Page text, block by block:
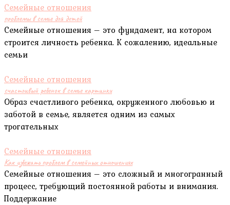
Семейные отношения
проблемы в семье для детей
Семейные отношения – это фундамент, на котором
строится личность ребенка. К сожалению, идеальные
семьи
Семейные отношения
счастливый ребенок в семье картинки
Образ счастливого ребенка, окруженного любовью и
заботой в семье, является одним из самых
трогательных
Семейные отношения
Как избежать проблем в семейных отношениях
Семейные отношения – это сложный и многогранный
процесс, требующий постоянной работы и внимания.
Поддержание